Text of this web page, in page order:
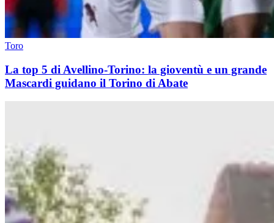
Toro
La top 5 di Avellino-Torino: la gioventù e un grande
Mascardi guidano il Torino di Abate